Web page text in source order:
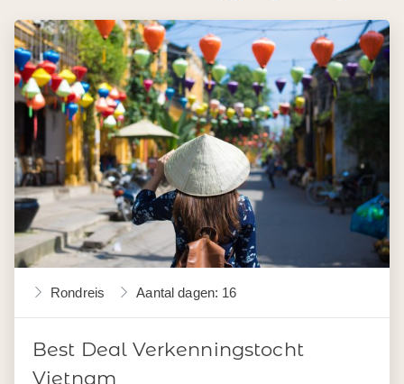
Rondreis Aantal dagen: 16
Best Deal Verkenningstocht
Vietnam